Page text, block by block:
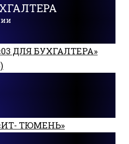
ДЛЯ БУХГАЛТЕРА»
ТЮМЕНЬ»